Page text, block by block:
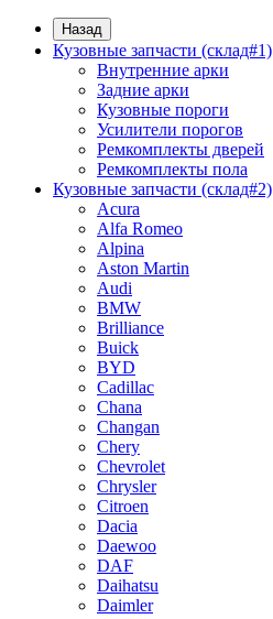
Назад
Кузовные запчасти (склад#1)
Внутренние арки
Задние арки
Кузовные пороги
Усилители порогов
Ремкомплекты дверей
Ремкомплекты пола
Кузовные запчасти (склад#2)
Acura
Alfa Romeo
Alpina
Aston Martin
Audi
BMW
Brilliance
Buick
BYD
Cadillac
Chana
Changan
Chery
Chevrolet
Chrysler
Citroen
Dacia
Daewoo
DAF
Daihatsu
Daimler